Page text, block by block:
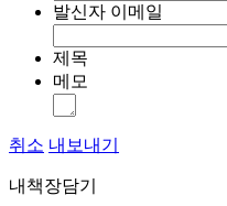
발신자 이메일
제목
메모
취소 내보내기
내책장담기